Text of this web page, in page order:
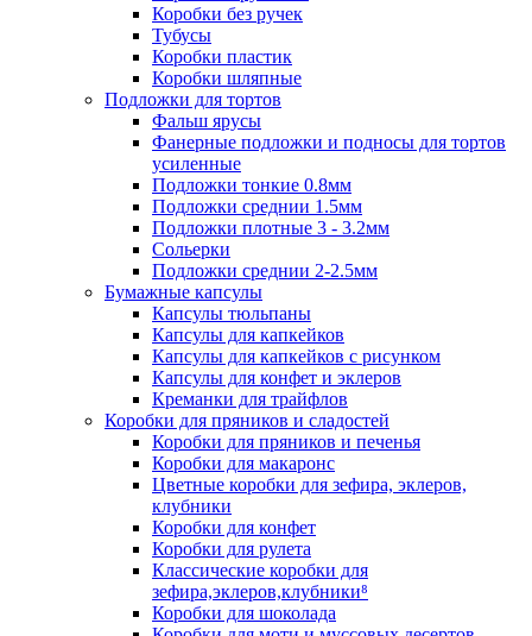
Коробки без ручек
Тубусы
Коробки пластик
Коробки шляпные
Подложки для тортов
Фальш ярусы
Фанерные подложки и подносы для тортов
усиленные
Подложки тонкие 0.8мм
Подложки среднии 1.5мм
Подложки плотные 3 - 3.2мм
Сольерки
Подложки среднии 2-2.5мм
Бумажные капсулы
Капсулы тюльпаны
Капсулы для капкейков
Капсулы для капкейков с рисунком
Капсулы для конфет и эклеров
Креманки для трайфлов
Коробки для пряников и сладостей
Коробки для пряников и печенья
Коробки для макаронс
Цветные коробки для зефира, эклеров,
клубники
Коробки для конфет
Коробки для рулета
Классические коробки для
зефира,эклеров,клубники⁸
Коробки для шоколада